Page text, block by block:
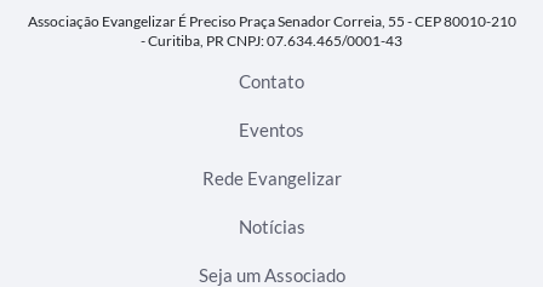
Associação Evangelizar É PrecisoPraça Senador Correia, 55 - CEP 80010-210
- Curitiba, PRCNPJ: 07.634.465/0001-43
Contato
Eventos
Rede Evangelizar
Notícias
Seja um Associado